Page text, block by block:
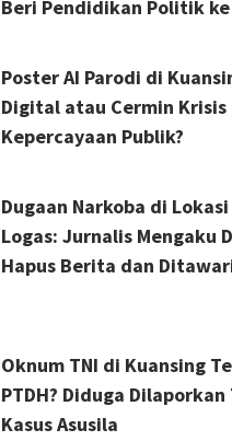
Beri Pendidikan Politik
Poster AI Parodi di
Digital atau Cermin Krisis
Kepercayaan Publik?
Dugaan Narkoba di Lokasi
Logas: Jurnalis Mengaku
Hapus Berita dan
Oknum TNI di Kuansing
PTDH? Diduga
Kasus Asusila